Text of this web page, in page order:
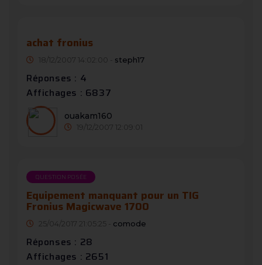
achat fronius
18/12/2007 14:02:00 - steph17
Réponses : 4
Affichages : 6837
ouakam160
19/12/2007 12:09:01
QUESTION POSÉE
Equipement manquant pour un TIG
Fronius Magicwave 1700
25/04/2017 21:05:25 - comode
Réponses : 28
Affichages : 2651